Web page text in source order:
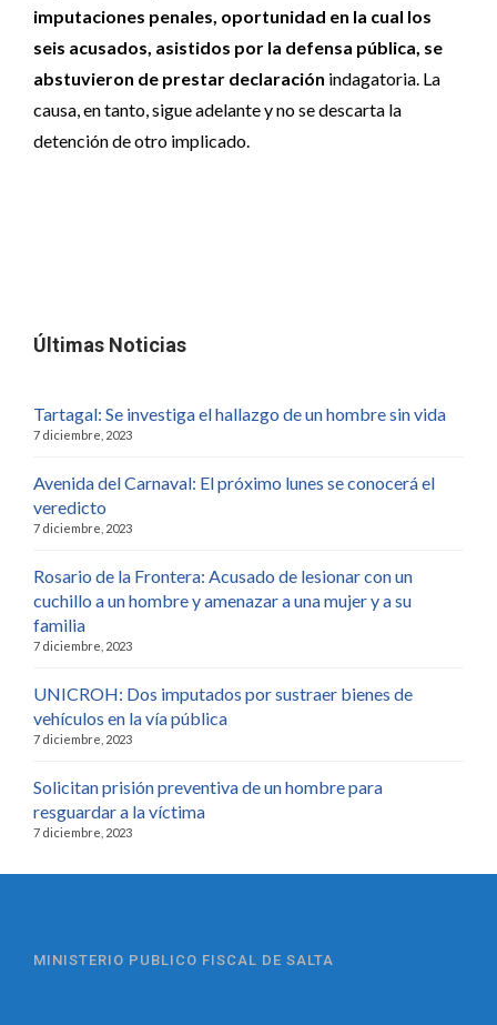
imputaciones penales, oportunidad en la cual los
seis acusados, asistidos por la defensa pública, se
abstuvieron de prestar declaración indagatoria. La
causa, en tanto, sigue adelante y no se descarta la
detención de otro implicado.
Últimas Noticias
Tartagal: Se investiga el hallazgo de un hombre sin vida
7 diciembre, 2023
Avenida del Carnaval: El próximo lunes se conocerá el
veredicto
7 diciembre, 2023
Rosario de la Frontera: Acusado de lesionar con un
cuchillo a un hombre y amenazar a una mujer y a su
familia
7 diciembre, 2023
UNICROH: Dos imputados por sustraer bienes de
vehículos en la vía pública
7 diciembre, 2023
Solicitan prisión preventiva de un hombre para
resguardar a la víctima
7 diciembre, 2023
MINISTERIO PUBLICO FISCAL DE SALTA